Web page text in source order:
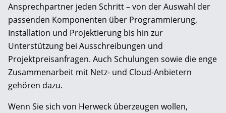
Ansprechpartner jeden Schritt – von der Auswahl der
passenden Komponenten über Programmierung,
Installation und Projektierung bis hin zur
Unterstützung bei Ausschreibungen und
Projektpreisanfragen. Auch Schulungen sowie die enge
Zusammenarbeit mit Netz- und Cloud-Anbietern
gehören dazu.
Wenn Sie sich von Herweck überzeugen wollen,